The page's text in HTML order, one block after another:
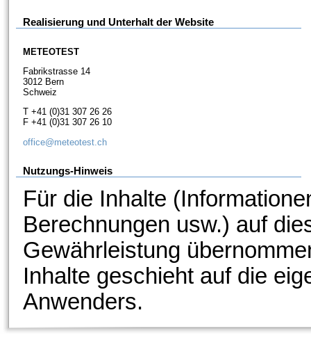
Realisierung und Unterhalt der Website
METEOTEST
Fabrikstrasse 14
3012 Bern
Schweiz
T +41 (0)31 307 26 26
F +41 (0)31 307 26 10
office@meteotest.ch
Nutzungs-Hinweis
Für die Inhalte
Berechnungen usw.) auf
Gewährleistung
Inhalte geschieht auf die
Anwenders.